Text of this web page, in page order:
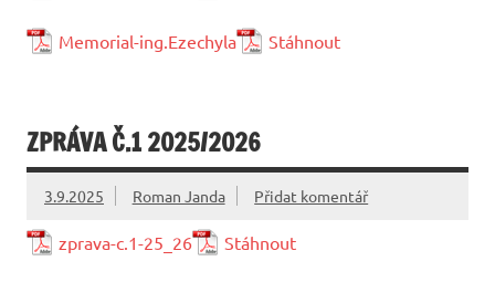
Memorial-ing.Ezechyla Stáhnout
ZPRÁVA Č.1 2025/2026
3.9.2025 Roman Janda Přidat komentář
zprava-c.1-25_26 Stáhnout